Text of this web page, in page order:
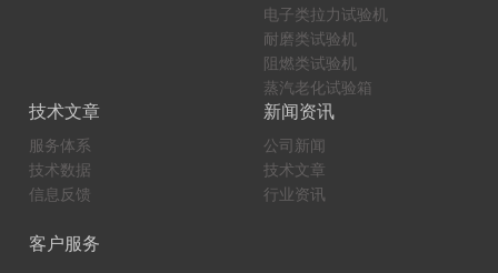
电子类拉力试验机
耐磨类试验机
阻燃类试验机
蒸汽老化试验箱
技术文章
服务体系
技术数据
信息反馈
新闻资讯
公司新闻
技术文章
行业资讯
客户服务